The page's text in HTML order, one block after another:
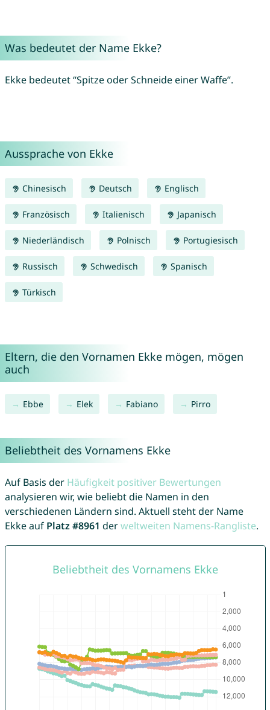
Was bedeutet der Name Ekke?
Ekke bedeutet “Spitze oder Schneide einer Waffe”.
Aussprache von Ekke
Chinesisch Deutsch Englisch
Französisch Italienisch Japanisch
Niederländisch Polnisch Portugiesisch
Russisch Schwedisch Spanisch
Türkisch
Eltern, die den Vornamen Ekke mögen, mögen
auch
Ebbe Elek Fabiano Pirro
Beliebtheit des Vornamens Ekke
Auf Basis der Häufigkeit positiver Bewertungen
analysieren wir, wie beliebt die Namen in den
verschiedenen Ländern sind. Aktuell steht der Name
Ekke auf Platz #8961 derweltweiten Namens-Rangliste.